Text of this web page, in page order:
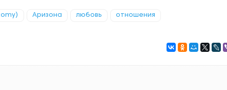
Аризона любовь отношения